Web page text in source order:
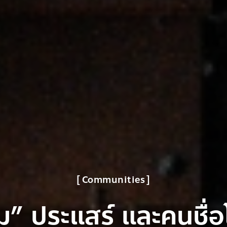
Communities
ประแสร์ และคนชื่